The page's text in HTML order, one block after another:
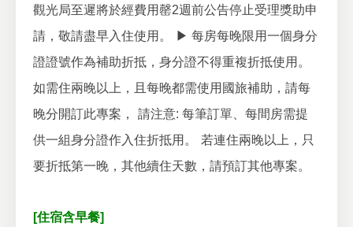
觀光局至遲將於經費用罄2週前公告停止受理獎助申
請，敬請盡早入住使用。
▶ 每房每晚限用一個身分
證證號作為補助折抵，身分證不得重複折抵使用。
如需住兩晚以上，且每晚都需使用國旅補助，請每
晚分開訂此專案，
請注意: 每筆訂單、每間房需提
供一組身分證作入住折抵用。
若連住兩晚以上，只
要折抵第一晚，其他續住天數，請預訂其他專案。
[住宿含早餐]